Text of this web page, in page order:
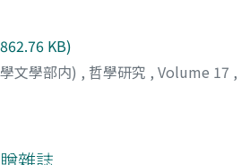
KB)
文學部内) , 哲學研究 , Volume 17 ,
雜誌